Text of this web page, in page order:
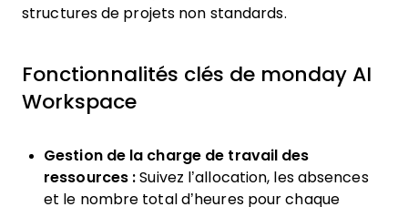
structures de projets non standards.
Fonctionnalités clés de monday AI
Workspace
Gestion de la charge de travail des
ressources : Suivez l’allocation, les absences
et le nombre total d’heures pour chaque